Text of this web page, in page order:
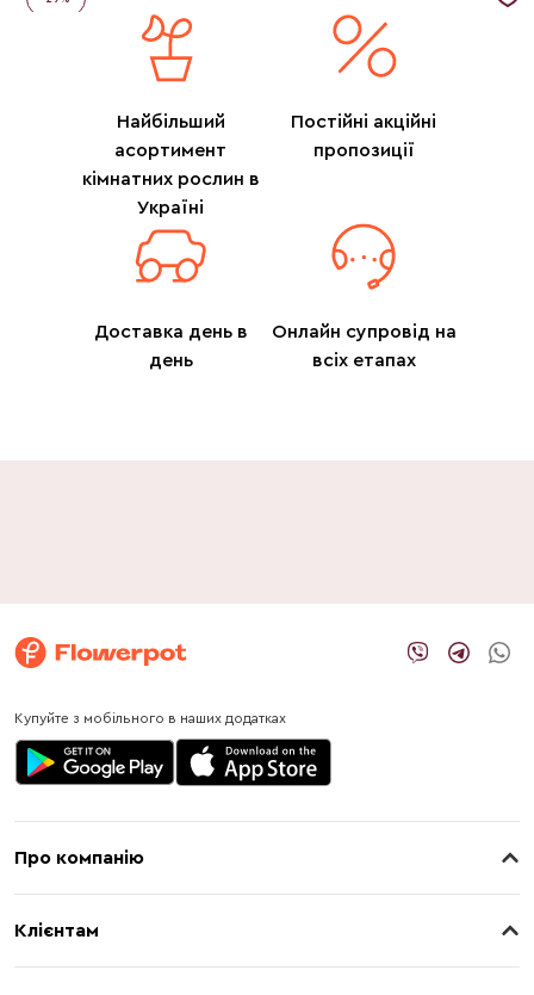
Найбільший
асортимент
кімнатних рослин в
Україні
Постійні акційні
пропозиції
Доставка день в
день
Онлайн супровід на
всіх етапах
Купуйте з мобільного в наших додатках
Про компанію
Клієнтам